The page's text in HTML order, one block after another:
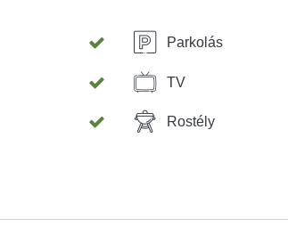
Parkolás
TV
Rostély